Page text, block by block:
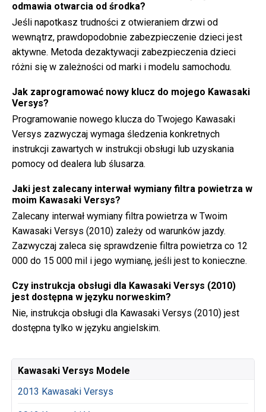
odmawia otwarcia od środka?
Jeśli napotkasz trudności z otwieraniem drzwi od
wewnątrz, prawdopodobnie zabezpieczenie dzieci jest
aktywne. Metoda dezaktywacji zabezpieczenia dzieci
różni się w zależności od marki i modelu samochodu.
Jak zaprogramować nowy klucz do mojego Kawasaki
Versys?
Programowanie nowego klucza do Twojego Kawasaki
Versys zazwyczaj wymaga śledzenia konkretnych
instrukcji zawartych w instrukcji obsługi lub uzyskania
pomocy od dealera lub ślusarza.
Jaki jest zalecany interwał wymiany filtra powietrza w
moim Kawasaki Versys?
Zalecany interwał wymiany filtra powietrza w Twoim
Kawasaki Versys (2010) zależy od warunków jazdy.
Zazwyczaj zaleca się sprawdzenie filtra powietrza co 12
000 do 15 000 mil i jego wymianę, jeśli jest to konieczne.
Czy instrukcja obsługi dla Kawasaki Versys (2010)
jest dostępna w języku norweskim?
Nie, instrukcja obsługi dla Kawasaki Versys (2010) jest
dostępna tylko w języku angielskim.
Kawasaki Versys Modele
2013 Kawasaki Versys